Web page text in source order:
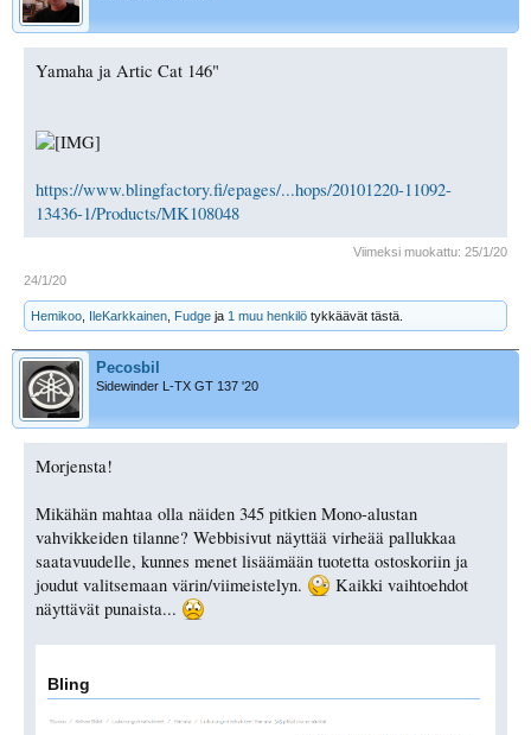
Yamaha ja Artic Cat 146"
https://www.blingfactory.fi/epages/...hops/20101220-11092-
13436-1/Products/MK108048
Viimeksi muokattu: 25/1/20
24/1/20
Hemikoo IleKarkkainen Fudge ja 1 muu henkilö tykkäävät tästä.
Pecosbil
Sidewinder L-TX GT 137 '20
Morjensta!
Mikähän mahtaa olla näiden 345 pitkien Mono-alustan
vahvikkeiden tilanne? Webbisivut näyttää virheää pallukkaa
saatavuudelle, kunnes menet lisäämään tuotetta ostoskoriin ja
joudut valitsemaan värin/viimeistelyn.
Kaikki vaihtoehdot
näyttävät punaista...
Bling